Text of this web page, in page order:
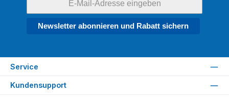
Newsletter abonnieren und Rabatt sichern
Service
Kundensupport